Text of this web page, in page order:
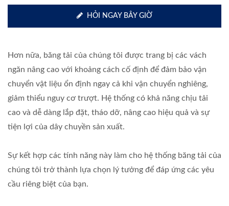
HỎI NGAY BÂY GIỜ
Hơn nữa, băng tải của chúng tôi được trang bị các vách
ngăn nâng cao với khoảng cách cố định để đảm bảo vận
chuyển vật liệu ổn định ngay cả khi vận chuyển nghiêng,
giảm thiểu nguy cơ trượt. Hệ thống có khả năng chịu tải
cao và dễ dàng lắp đặt, tháo dỡ, nâng cao hiệu quả và sự
tiện lợi của dây chuyền sản xuất.
Sự kết hợp các tính năng này làm cho hệ thống băng tải của
chúng tôi trở thành lựa chọn lý tưởng để đáp ứng các yêu
cầu riêng biệt của bạn.